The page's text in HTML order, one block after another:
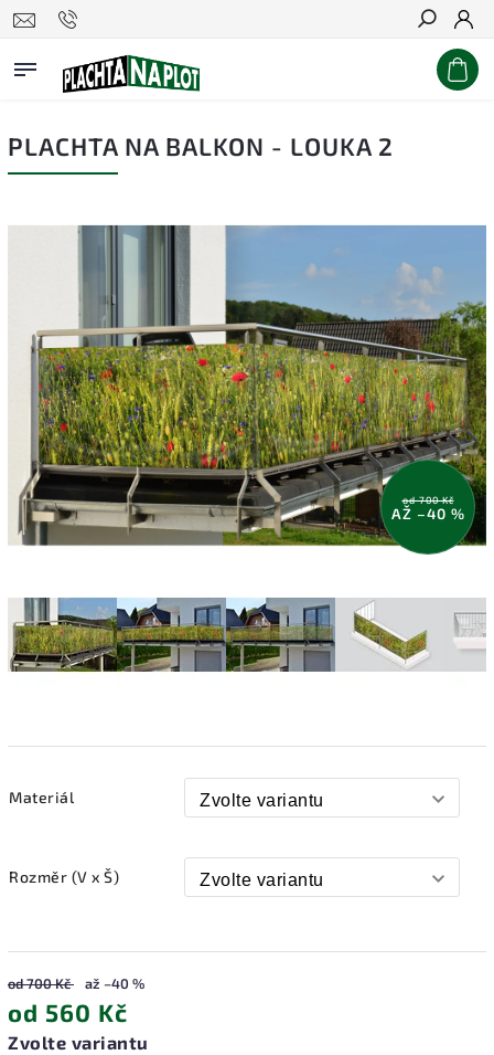
Hledat
PLACHTA NA BALKON - LOUKA 2
od 700 Kč
AŽ –40 %
Materiál
Rozměr (V x Š)
od 700 Kč až –40 %
od 560 Kč
Zvolte variantu